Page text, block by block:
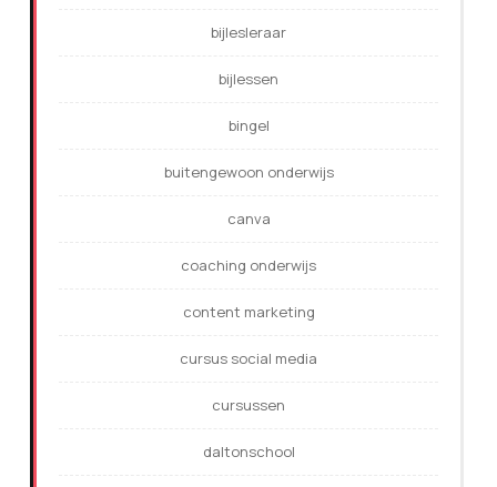
bijlesleraar
bijlessen
bingel
buitengewoon onderwijs
canva
coaching onderwijs
content marketing
cursus social media
cursussen
daltonschool